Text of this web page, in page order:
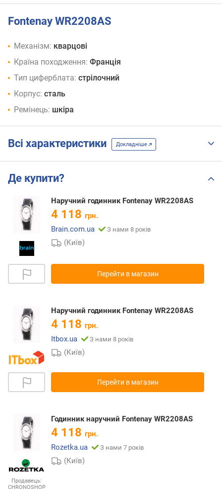
Fontenay WR2208AS
Механізм: кварцові
Країна походження: Франція
Тип циферблата: стрілочний
Корпус: сталь
Ремінець: шкіра
Всі характеристики Докладніше
Де купити?
Наручний годинник Fontenay WR2208AS
4 118 грн.
Brain.com.ua
З нами 8 років
(Київ)
Перейти в магазин
Наручний годинник Fontenay WR2208AS
4 118 грн.
Itbox.ua
З нами 8 років
(Київ)
Перейти в магазин
Продавець:
CHRONOSHOP
Годинник наручний Fontenay WR2208AS
4 118 грн.
Rozetka.ua
З нами 7 років
(Київ)